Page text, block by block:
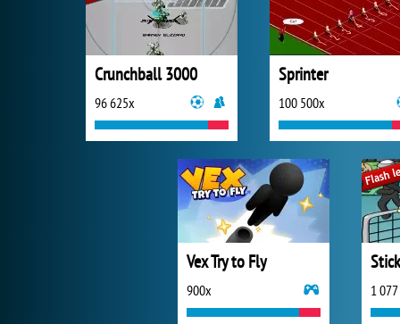
Crunchball 3000
96 625x
Sprinter
100 500x
Vex Try to Fly
900x 1